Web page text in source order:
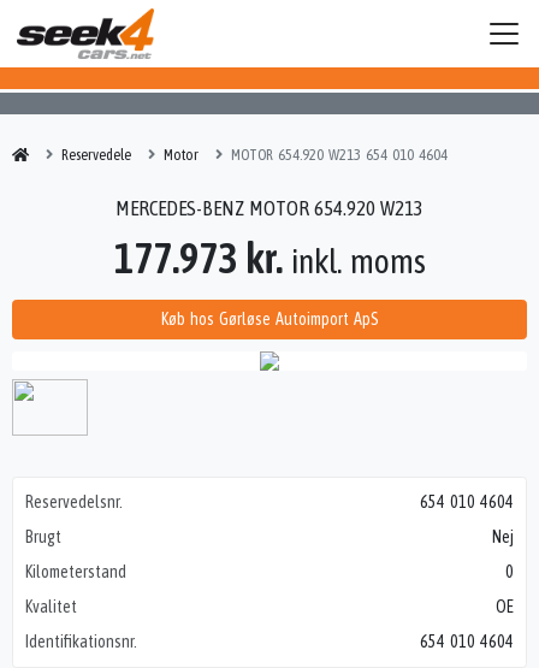
Reservedele Motor MOTOR 654.920 W213 654 010 4604
177.973 kr. inkl. moms
Køb hos Gørløse Autoimport ApS
Reservedelsnr.
654 010 4604
Brugt
Nej
Kilometerstand
0
Kvalitet
OE
Identifikationsnr.
654 010 4604
MERCEDES-BENZ MOTOR 654.920 W213